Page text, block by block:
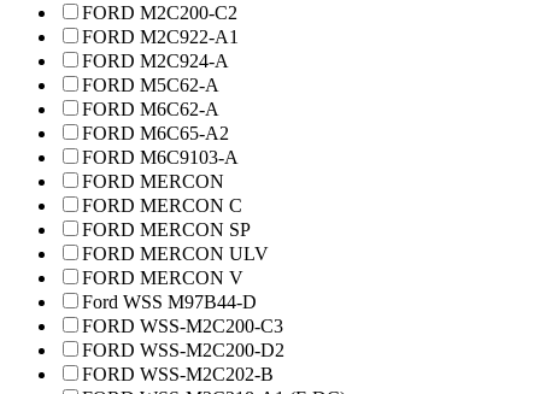
FORD M2C200-C2
FORD M2C922-A1
FORD M2C924-A
FORD M5C62-A
FORD M6C62-A
FORD M6C65-A2
FORD M6C9103-A
FORD MERCON
FORD MERCON C
FORD MERCON SP
FORD MERCON ULV
FORD MERCON V
Ford WSS M97B44-D
FORD WSS-M2C200-C3
FORD WSS-M2C200-D2
FORD WSS-M2C202-B